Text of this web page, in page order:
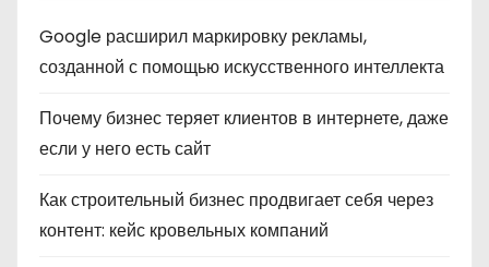
Google расширил маркировку рекламы,
созданной с помощью искусственного интеллекта
Почему бизнес теряет клиентов в интернете, даже
если у него есть сайт
Как строительный бизнес продвигает себя через
контент: кейс кровельных компаний